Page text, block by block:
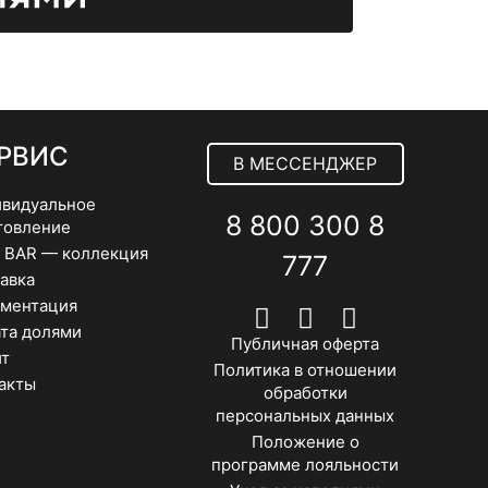
на
странице
BAR — коллекция
долями
В МЕССЕНДЖЕР
8 800 300 8
777
Публичная оферта
Политика в отношении
обработки
персональных данных
Положение о
программе лояльности